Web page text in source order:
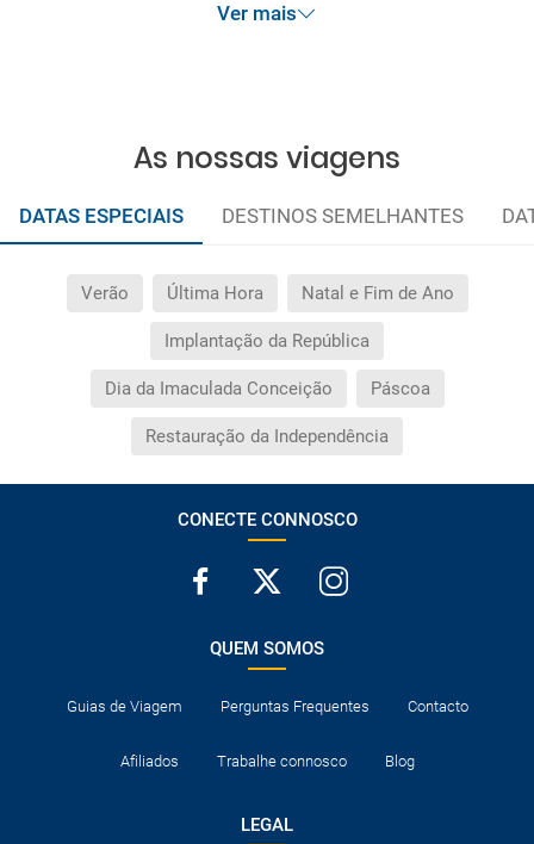
de promoção anteriormente mencionadas.
Ver mais
As nossas viagens
DATAS ESPECIAIS DESTINOS SEMELHANTES
Verão Última Hora Natal e Fim de Ano
Implantação da República
Dia da Imaculada Conceição Páscoa
Restauração da Independência
CONECTE CONNOSCO
QUEM SOMOS
Guias de Viagem Perguntas Frequentes Contacto
Afiliados Trabalhe connosco Blog
LEGAL